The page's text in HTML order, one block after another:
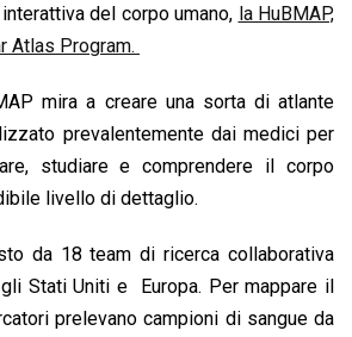
del corpo umano, la HuBMAP,
Atlas Program.
mira a creare una sorta di atlante
prevalentemente dai medici per
studiare e comprendere il corpo
livello di dettaglio.
da 18 team di ricerca collaborativa
Stati Uniti e Europa. Per mappare il
prelevano campioni di sangue da